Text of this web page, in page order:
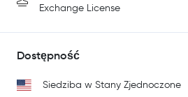
Exchange License
Dostępność
Siedziba w Stany Zjednoczone